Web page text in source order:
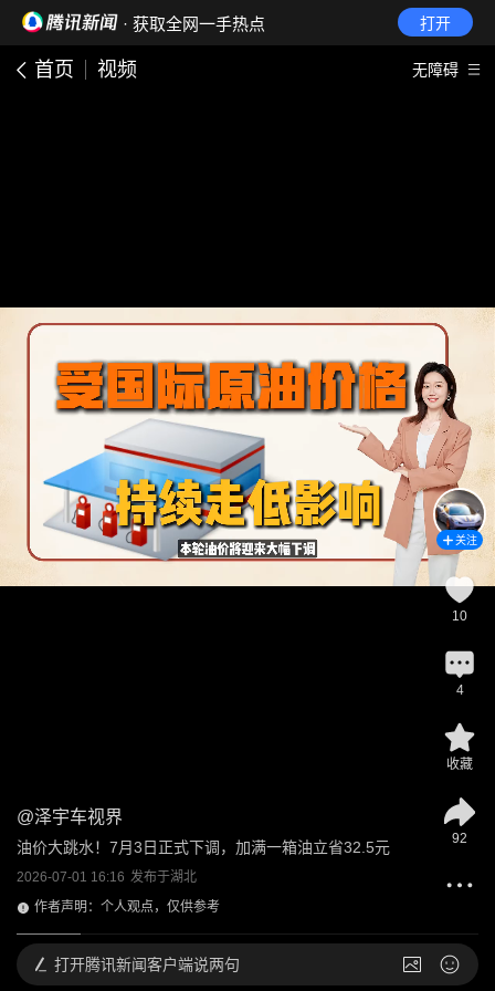
· 获取全网一手热点 打开
首页 视频 无障碍
@泽宇车视界
油价大跳水！7月3日正式下调，加满一箱油立省32.5元
2026-07-01 16:16 发布于湖北
作者声明：个人观点，仅供参考
关注
10
4
收藏
92
打开腾讯新闻客户端说两句